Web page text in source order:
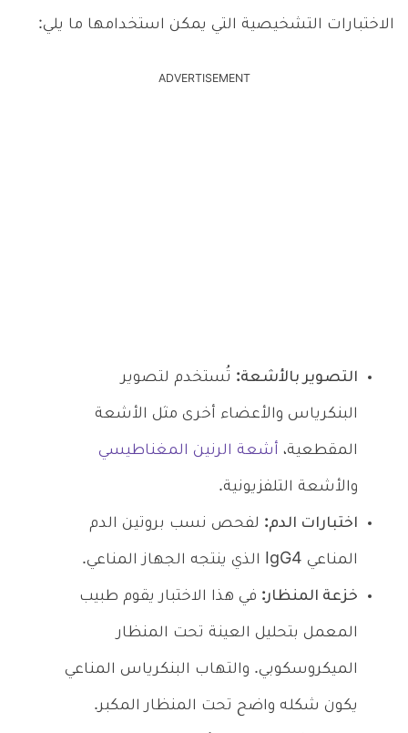
الاختبارات التشخيصية التي يمكن استخدامها ما يلي:
ADVERTISEMENT
التصوير بالأشعة: تُستخدم لتصوير
البنكرياس والأعضاء أخرى مثل الأشعة
المقطعية، أشعة الرنين المغناطيسي
والأشعة التلفزيونية.
اختبارات الدم: لفحص نسب بروتين الدم
المناعي IgG4 الذي ينتجه الجهاز المناعي.
خزعة المنظار: في هذا الاختبار يقوم طبيب
المعمل بتحليل العينة تحت المنظار
الميكروسكوبي. والتهاب البنكرياس المناعي
يكون شكله واضح تحت المنظار المكبر.